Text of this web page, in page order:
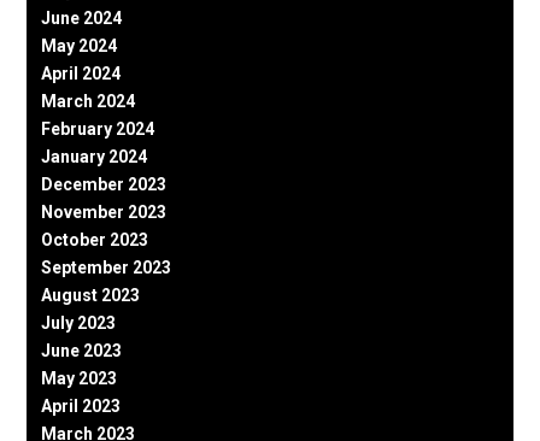
June 2024
May 2024
April 2024
March 2024
February 2024
January 2024
December 2023
November 2023
October 2023
September 2023
August 2023
July 2023
June 2023
May 2023
April 2023
March 2023